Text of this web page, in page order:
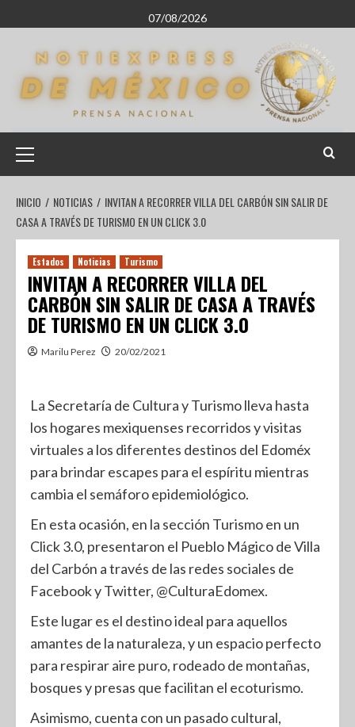
07/08/2026
INICIO NOTICIAS
INVITAN A RECORRER VILLA DEL CARBÓN SIN SALIR DE
CASA A TRAVÉS DE TURISMO EN UN CLICK 3.0
Estados Noticias Turismo
INVITAN A RECORRER VILLA DEL
CARBÓN SIN SALIR DE CASA A TRAVÉS
DE TURISMO EN UN CLICK 3.0
Marilu Perez 20/02/2021
La Secretaría de Cultura y Turismo lleva hasta
los hogares mexiquenses recorridos y visitas
virtuales a los diferentes destinos del Edoméx
para brindar escapes para el espíritu mientras
cambia el semáforo epidemiológico.
En esta ocasión, en la sección Turismo en un
Click 3.0, presentaron el Pueblo Mágico de Villa
del Carbón a través de las redes sociales de
Facebook y Twitter, @CulturaEdomex.
Este lugar es el destino ideal para aquellos
amantes de la naturaleza, y un espacio perfecto
para respirar aire puro, rodeado de montañas,
bosques y presas que facilitan el ecoturismo.
Asimismo, cuenta con un pasado cultural,